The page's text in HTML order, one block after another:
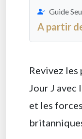
Guide
A partir
Revivez les
Jour J avec
et les